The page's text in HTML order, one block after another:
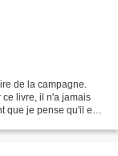
de la campagne.
livre, il n'a jamais
que je pense qu'il est